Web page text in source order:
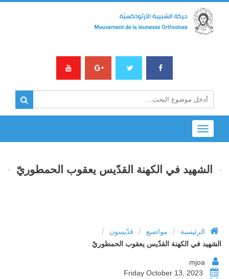
Toggle
navigation
الشهيد في الكهنة القدّيس يعقوب الحمطوريّ
الرئيسية / مواضيع / قدّيسون /
الشهيد في الكهنة القدّيس يعقوب الحمطوريّ